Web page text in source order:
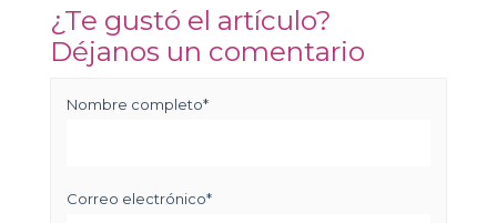
¿Te gustó el artículo?
Déjanos un comentario
Nombre completo*
Correo electrónico*